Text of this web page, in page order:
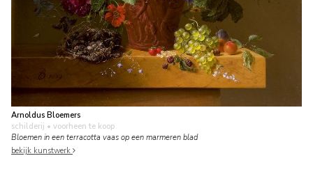
Arnoldus Bloemers
schilderij • voorheen te koop
Bloemen in een terracotta vaas op een marmeren blad
bekijk kunstwerk